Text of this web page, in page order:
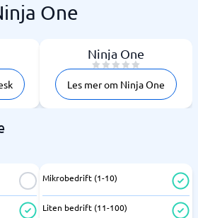
One
Ninja One
Les mer om Ninja One
Mikrobedrift (1-10)
Liten bedrift (11-100)